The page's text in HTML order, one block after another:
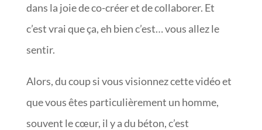
dans la joie de co-créer et de collaborer. Et
c’est vrai que ça, eh bien c’est… vous allez le
sentir.
Alors, du coup si vous visionnez cette vidéo et
que vous êtes particulièrement un homme,
souvent le cœur, il y a du béton, c’est